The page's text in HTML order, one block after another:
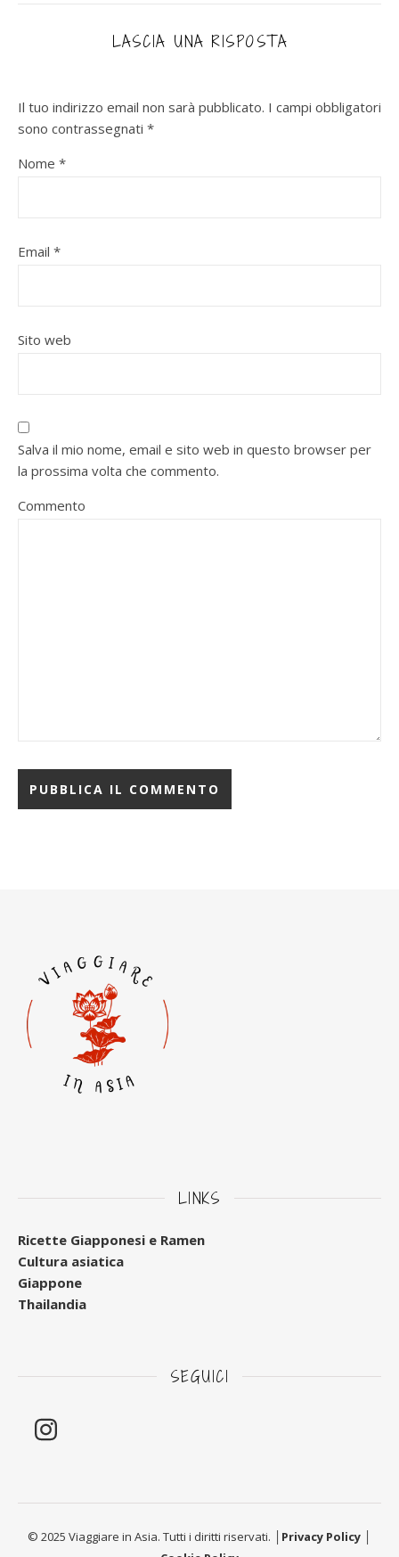
LASCIA UNA RISPOSTA
Il tuo indirizzo email non sarà pubblicato. I campi obbligatori
sono contrassegnati *
Nome *
Email *
Sito web
Salva il mio nome, email e sito web in questo browser per
la prossima volta che commento.
Commento
LINKS
Ricette Giapponesi e Ramen
Cultura asiatica
Giappone
Thailandia
SEGUICI
© 2025 Viaggiare in Asia. Tutti i diritti riservati. │ Privacy Policy